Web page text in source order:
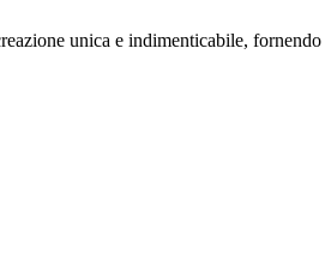
unica e indimenticabile, fornendo